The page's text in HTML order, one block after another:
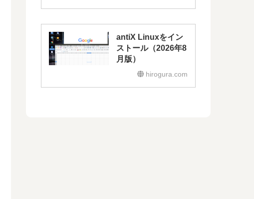
antiX Linuxをイン
ストール（2026年8
月版）
hirogura.com